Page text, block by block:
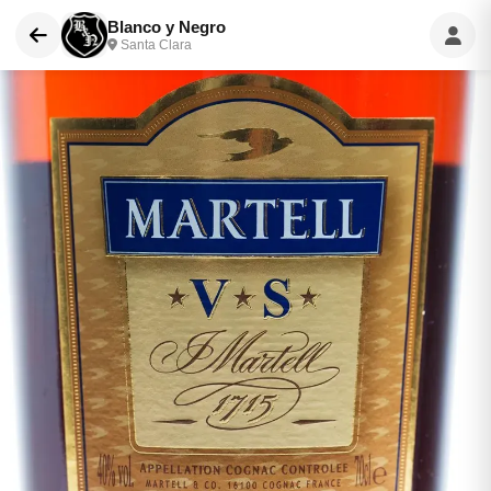
Blanco y Negro
Santa Clara